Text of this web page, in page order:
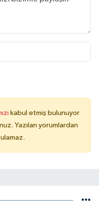
kabul etmiş bulunuyor
Yazılan yorumlardan